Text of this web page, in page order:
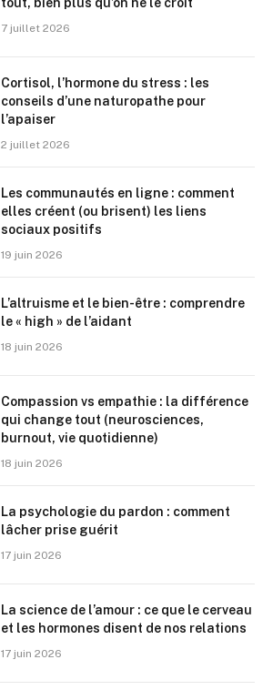
7 juillet 2026
Cortisol, l’hormone du stress : les
conseils d’une naturopathe pour
l’apaiser
2 juillet 2026
Les communautés en ligne : comment
elles créent (ou brisent) les liens
sociaux positifs
19 juin 2026
L’altruisme et le bien-être : comprendre
le « high » de l’aidant
18 juin 2026
Compassion vs empathie : la différence
qui change tout (neurosciences,
burnout, vie quotidienne)
18 juin 2026
La psychologie du pardon : comment
lâcher prise guérit
17 juin 2026
La science de l’amour : ce que le cerveau
et les hormones disent de nos relations
17 juin 2026